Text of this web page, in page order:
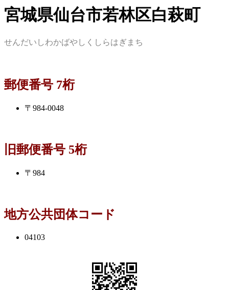
宮城県仙台市若林区白萩町
せんだいしわかばやしくしらはぎまち
郵便番号 7桁
〒984-0048
旧郵便番号 5桁
〒984
地方公共団体コード
04103